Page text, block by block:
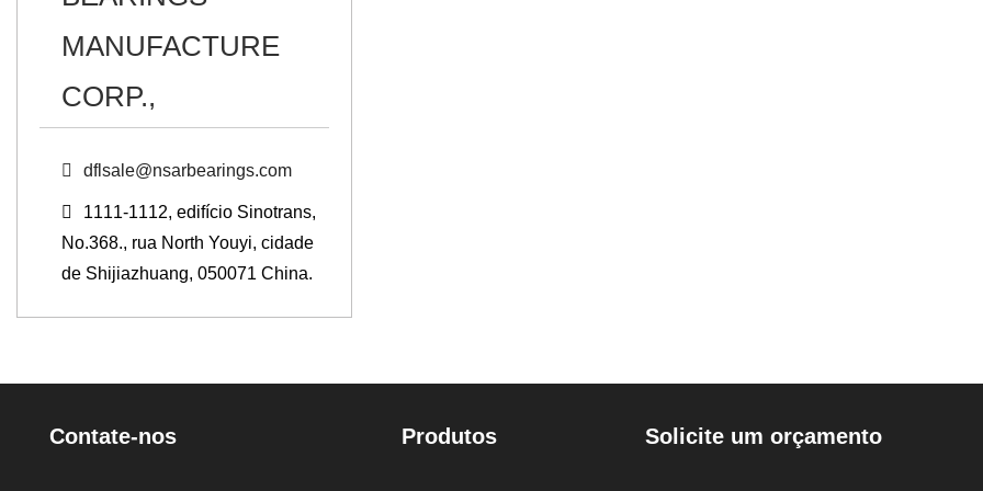
MANUFACTURE
CORP.,
dflsale@nsarbearings.com
1111-1112, edifício Sinotrans,
No.368., rua North Youyi, cidade
de Shijiazhuang, 050071 China.
Contate-nos Produtos Solicite um orçamento